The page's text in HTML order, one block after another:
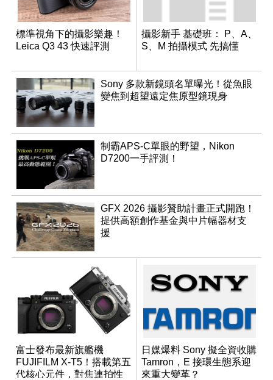
標準視角下的攝影樂趣！
Leica Q3 43 快速評測
攝影新手 基礎班： P、A、
S、M 拍攝模式 先搞懂
Sony 多款新鏡頭名單曝光！從魚眼
變焦到超望遠定焦原型鏡現身
制霸APS-C單眼的野望，Nikon
D7200一手評測！
GFX 2026 攝影贊助計畫正式開跑！
提供高額創作基金與中片幅器材支
援
富士發布最新旗艦機
FUJIFILM X-T5！搭載第五
代核心元件，對焦連拍性
日媒爆料 Sony 擬全資收購
Tamron，E 接環生態系迎
來重大變革？